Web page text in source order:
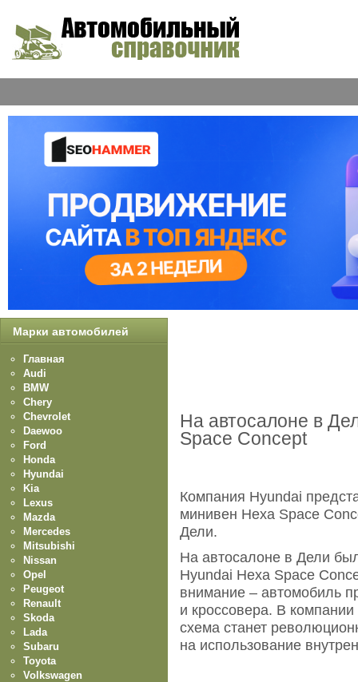
На автосалоне в
Space Concept
Компания Hyundai
минивен Hexa Space
Дели.
На автосалоне в Дели
Hyundai Hexa Space
внимание – автомобиль
и кроссовера. В
схема станет
на использование
Марки автомобилей
Главная
Audi
BMW
Chery
Chevrolet
Daewoo
Ford
Honda
Hyundai
Kia
Lexus
Mazda
Mercedes
Mitsubishi
Nissan
Opel
Peugeot
Renault
Skoda
Lada
Subaru
Toyota
Volkswagen